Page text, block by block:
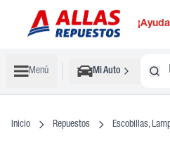
Menú Mi Auto
Inicio Repuestos Escobillas,